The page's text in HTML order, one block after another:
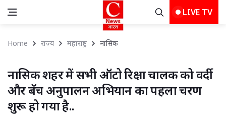
LIVE TV
Home राज्य महाराष्ट्र नासिक
नासिक शहर में सभी ऑटो रिक्षा चालक को वर्दी
और बॅच अनुपालन अभियान का पहला चरण
शुरू हो गया है..